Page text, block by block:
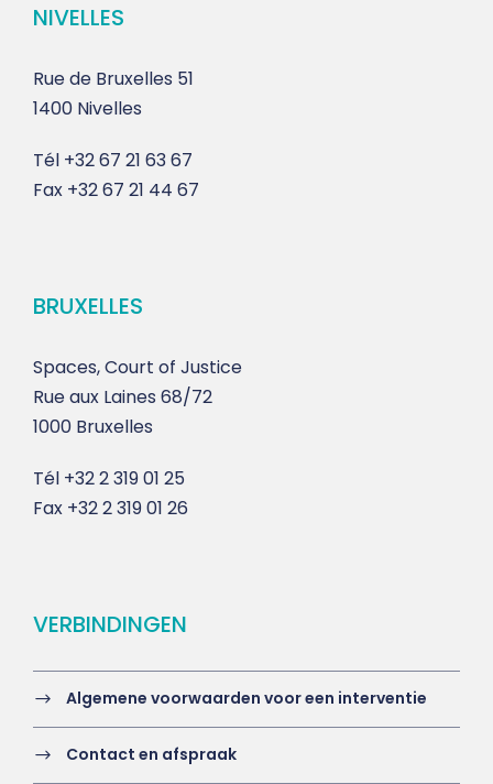
NIVELLES
Rue de Bruxelles 51
1400 Nivelles
Tél +32 67 21 63 67
Fax +32 67 21 44 67
BRUXELLES
Spaces, Court of Justice
Rue aux Laines 68/72
1000 Bruxelles
Tél +32 2 319 01 25
Fax +32 2 319 01 26
VERBINDINGEN
Algemene voorwaarden voor een interventie
Contact en afspraak